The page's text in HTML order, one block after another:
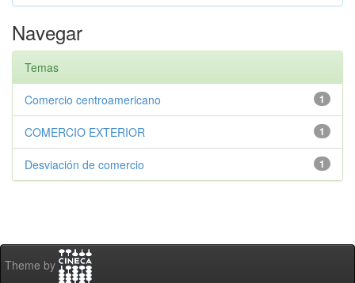
Navegar
Temas
1
Comercio centroamericano
1
COMERCIO EXTERIOR
1
Desviación de comercio
Theme by